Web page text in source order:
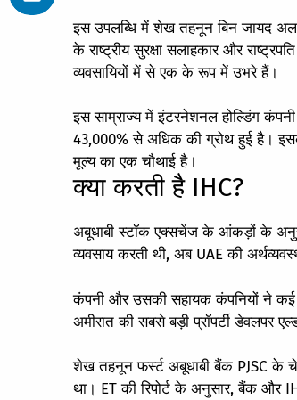
इस उपलब्धि में शेख तहनून बिन जायद अल
के राष्ट्रीय सुरक्षा सलाहकार और
व्यवसायियों में से एक के रूप में उभरे हैं।
इस साम्राज्य में इंटरनेशनल होल्डिंग
43,000% से अधिक की ग्रोथ हुई है।
मूल्य का एक चौथाई है।
क्‍या करती है IHC?
अबूधाबी स्टॉक एक्सचेंज के आंकड़ों के
व्यवसाय करती थी, अब UAE की
कंपनी और उसकी सहायक कंपनियों ने कई
अमीरात की सबसे बड़ी प्रॉपर्टी डेवलपर
शेख तहनून फर्स्ट अबूधाबी बैंक PJSC के
था। ET की रिपोर्ट के अनुसार, बैंक और